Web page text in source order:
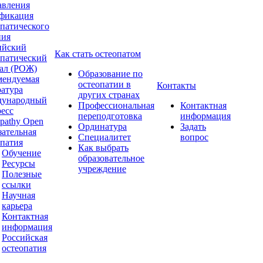
(РОЖ)
Open
Обучение
Ресурсы
Полезные
ссылки
Научная
карьера
Контактная
информация
Российская
остеопатия
Как стать остеопатом
Образование по
остеопатии в
других странах
Профессиональная
переподготовка
Ординатура
Специалитет
Как выбрать
образовательное
учреждение
Контакты
Контактная
информация
Задать
вопрос